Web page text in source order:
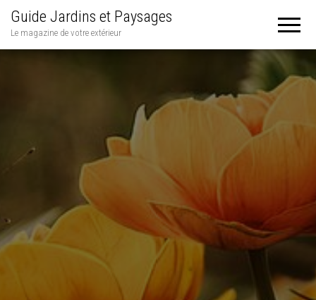
Guide Jardins et Paysages
Le magazine de votre extérieur